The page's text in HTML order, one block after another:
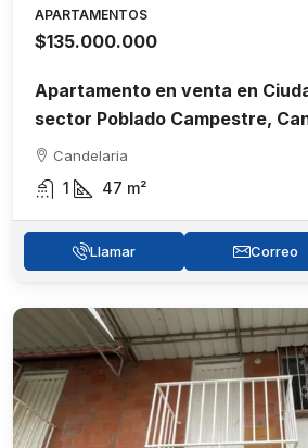
APARTAMENTOS
$135.000.000
Apartamento en venta en
sector Poblado Campestre,
Candelaria
1 47 m²
Llamar Correo